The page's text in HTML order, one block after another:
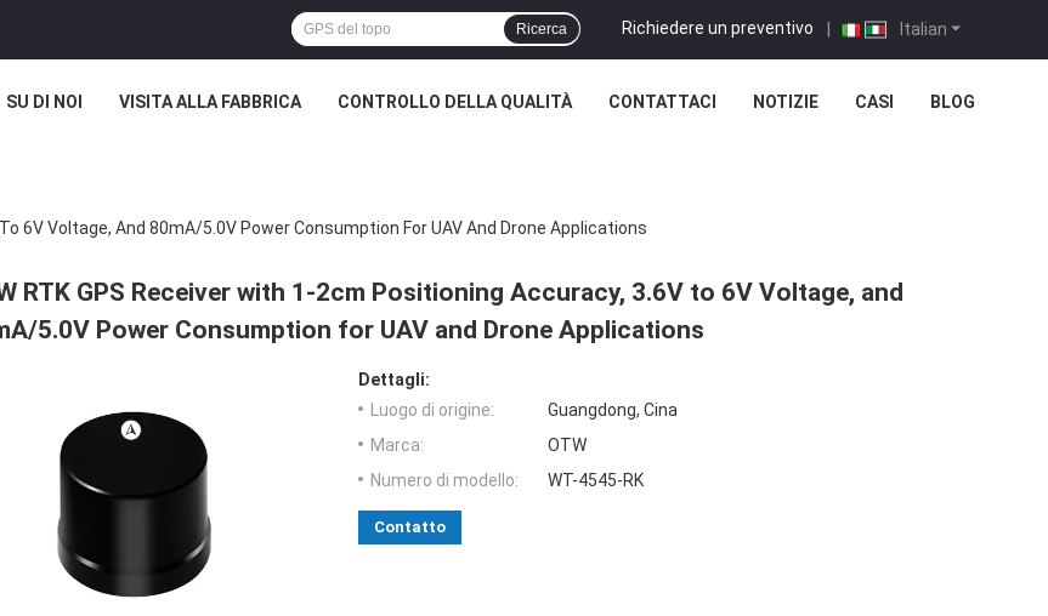
Italian
Richiedere un preventivo |
Ricerca
SU DI NOI VISITA ALLA FABBRICA CONTROLLO DELLA QUALITÀ CONTATTACI NOTIZIE CASI BLOG
6V Voltage, And 80mA/5.0V Power Consumption For UAV And Drone Applications
RTK GPS Receiver with 1-2cm Positioning Accuracy, 3.6V to 6V Voltage, and
5.0V Power Consumption for UAV and Drone Applications
Dettagli:
Luogo di origine:
Guangdong, Cina
Marca:
OTW
Numero di modello:
WT-4545-RK
Contatto